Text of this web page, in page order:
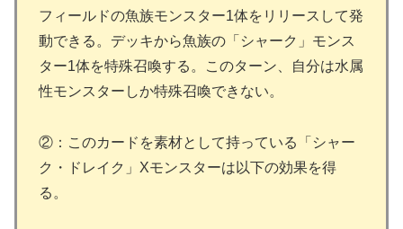
フィールドの魚族モンスター1体をリリースして発
動できる。デッキから魚族の「シャーク」モンス
ター1体を特殊召喚する。このターン、自分は水属
性モンスターしか特殊召喚できない。
②：このカードを素材として持っている「シャー
ク・ドレイク」Xモンスターは以下の効果を得
る。